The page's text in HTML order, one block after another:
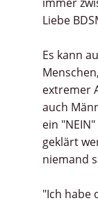
Liebe
Es kann
extremer
auch
ein
geklärt
niemand
"Ich habe